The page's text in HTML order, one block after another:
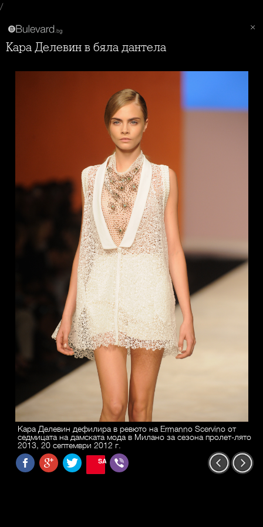
/
Кара Делевин в бяла дантела
Кара Делевин дефилира в ревюто на Ermanno Scervino от
седмицата на дамската мода в Милано за сезона пролет-лято
2013, 20 септември 2012 г.
SAVE